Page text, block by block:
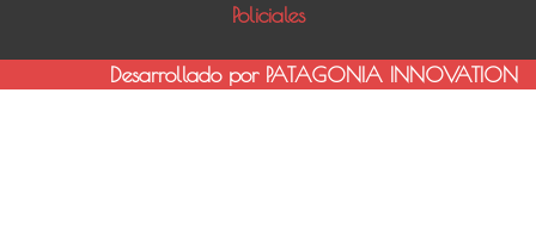
Policiales
Desarrollado por PATAGONIA INNOVATION